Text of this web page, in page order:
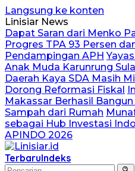
Langsung ke konten
Linisiar News
Dapat Saran dari Menko
Progres TPA 93 Persen
Pendampingan APH
Anak Muda Karunrung
Daerah Kaya SDA Masih
Dorong Reformasi Fiskal
Makassar Berhasil
Sampah dari Rumah
sebagai Hub Investasi
APINDO 2026
TerbaruIndeks